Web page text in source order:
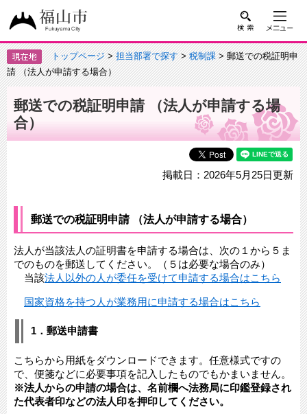
トップページ>担当部署で探す>税制課> 郵送での税証明申
請 （法人が申請する場合）
郵送での税証明申請 （法人が申請する場
合）
掲載日：2026年5月25日更新
郵送での税証明申請 （法人が申請する場合）
法人が当該法人の証明書を申請する場合は、次の１から５ま
でのものを郵送してください。（５は必要な場合のみ）
当該法人以外の人が委任を受けて申請する場合はこちら
国家資格を持つ人が業務用に申請する場合はこちら
1．郵送申請書
こちらから用紙をダウンロードできます。任意様式ですの
で、便箋などに必要事項を記入したものでもかまいません。
※法人からの申請の場合は、名前欄へ法務局に印鑑登録され
た代表者印などの法人印を押印してください。